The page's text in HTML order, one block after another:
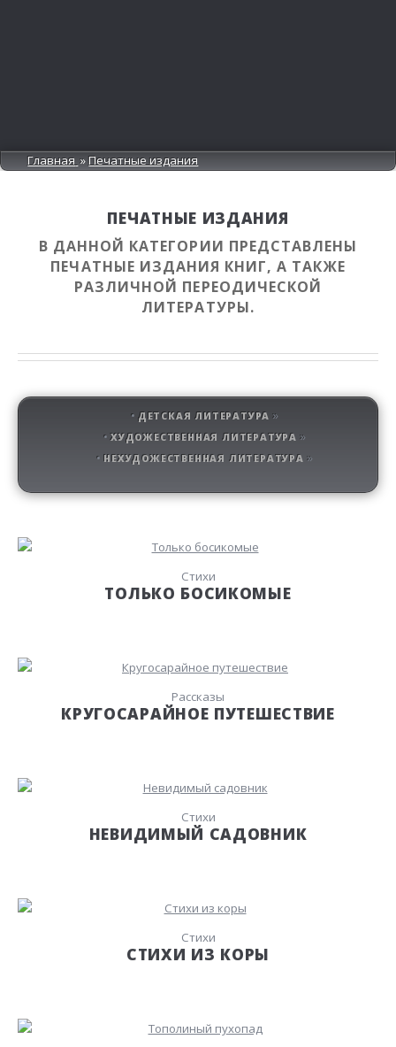
Главная Печатные издания
ПЕЧАТНЫЕ ИЗДАНИЯ
В ДАННОЙ КАТЕГОРИИ ПРЕДСТАВЛЕНЫ
ПЕЧАТНЫЕ ИЗДАНИЯ КНИГ, А ТАКЖЕ
РАЗЛИЧНОЙ ПЕРЕОДИЧЕСКОЙ
ЛИТЕРАТУРЫ.
ДЕТСКАЯ ЛИТЕРАТУРА
ХУДОЖЕСТВЕННАЯ ЛИТЕРАТУРА
НЕХУДОЖЕСТВЕННАЯ ЛИТЕРАТУРА
Стихи
ТОЛЬКО БОСИКОМЫЕ
Рассказы
КРУГОСАРАЙНОЕ ПУТЕШЕСТВИЕ
Стихи
НЕВИДИМЫЙ САДОВНИК
Стихи
СТИХИ ИЗ КОРЫ